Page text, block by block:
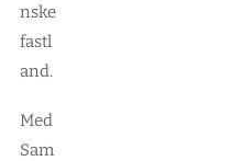
nske
fastl
and.
Med
Sam